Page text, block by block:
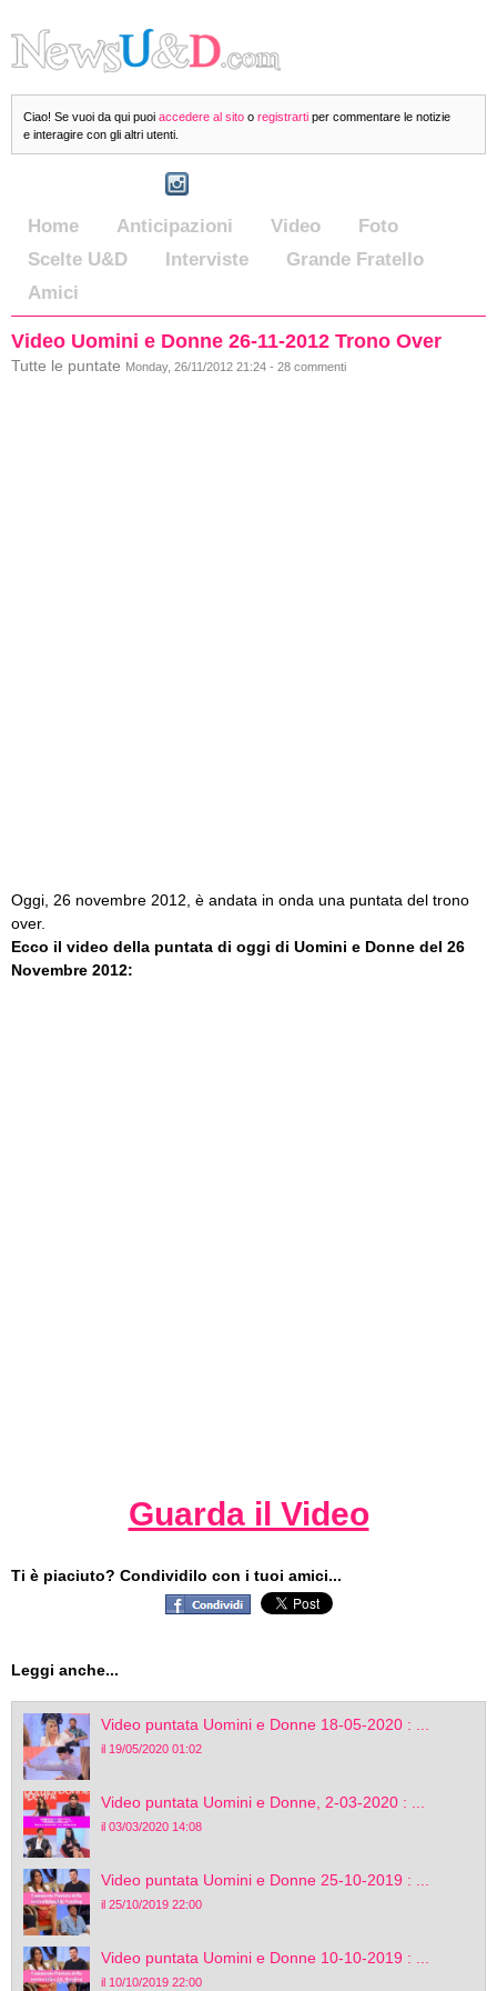
Ciao! Se vuoi da qui puoi accedere al sito o registrarti per commentare le notizie
e interagire con gli altri utenti.
Home Anticipazioni Video
Foto
Scelte U&D
Interviste
Grande Fratello
Amici
Video Uomini e Donne 26-11-2012 Trono Over
Tutte le puntate Monday, 26/11/2012 21:24 - 28 commenti
Oggi, 26 novembre 2012, è andata in onda una puntata del trono
over.
Ecco il video della puntata di oggi di Uomini e Donne del 26
Novembre 2012:
Guarda il Video
Ti è piaciuto? Condividilo con i tuoi amici...
Leggi anche...
Video puntata Uomini e Donne 18-05-2020 : ...
il 19/05/2020 01:02
Video puntata Uomini e Donne, 2-03-2020 : ...
il 03/03/2020 14:08
Video puntata Uomini e Donne 25-10-2019 : ...
il 25/10/2019 22:00
Video puntata Uomini e Donne 10-10-2019 : ...
il 10/10/2019 22:00